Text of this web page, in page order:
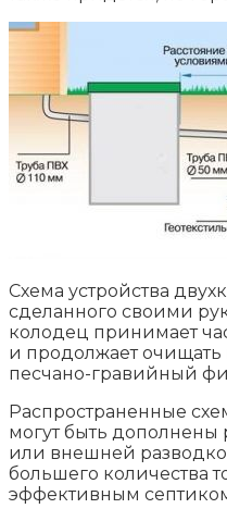
Схема устройства
сделанного своими
колодец принимает
и продолжает очищать
песчано-гравийный
Распространенные
могут быть дополнены
или внешней
большего количества
эффективным